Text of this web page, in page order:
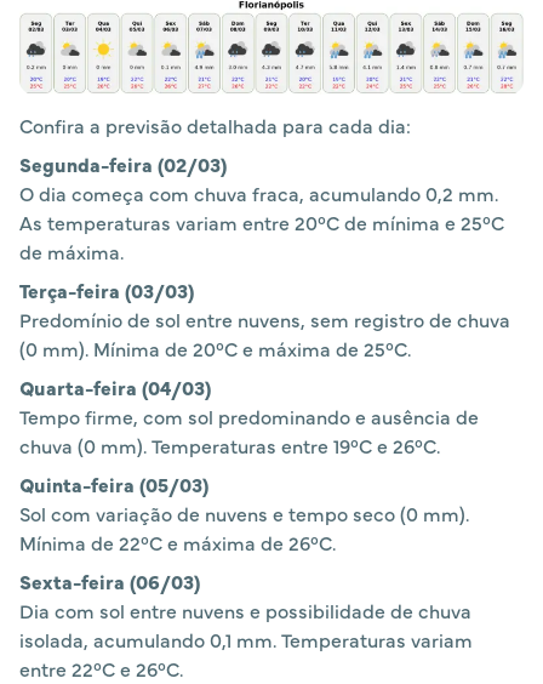
Confira a previsão detalhada para cada dia:
Segunda-feira (02/03)
O dia começa com chuva fraca, acumulando 0,2 mm.
As temperaturas variam entre 20°C de mínima e 25°C
de máxima.
Terça-feira (03/03)
Predomínio de sol entre nuvens, sem registro de chuva
(0 mm). Mínima de 20°C e máxima de 25°C.
Quarta-feira (04/03)
Tempo firme, com sol predominando e ausência de
chuva (0 mm). Temperaturas entre 19°C e 26°C.
Quinta-feira (05/03)
Sol com variação de nuvens e tempo seco (0 mm).
Mínima de 22°C e máxima de 26°C.
Sexta-feira (06/03)
Dia com sol entre nuvens e possibilidade de chuva
isolada, acumulando 0,1 mm. Temperaturas variam
entre 22°C e 26°C.